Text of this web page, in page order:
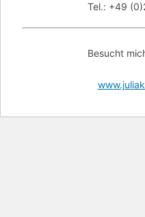
Tel.: +49
Besucht